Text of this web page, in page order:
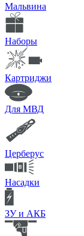
Мальвина
Наборы
Картриджи
Для МВД
Церберус
Насадки
ЗУ и АКБ